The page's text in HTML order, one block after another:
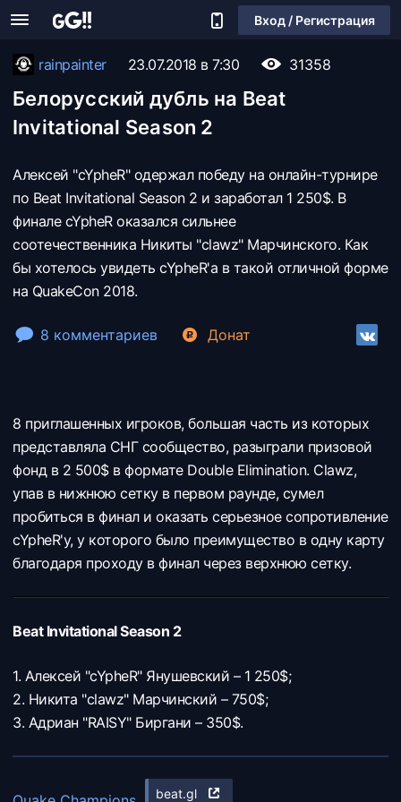
Вход / Регистрация
rainpainter 23.07.2018 в 7:30 31358
Белорусский дубль на Beat
Invitational Season 2
Алексей "cYpheR" одержал победу на онлайн-турнире
по Beat Invitational Season 2 и заработал 1 250$. В
финале cYpheR оказался сильнее
соотечественника Никиты "clawz" Марчинского. Как
бы хотелось увидеть cYpheR'a в такой отличной форме
на QuakeCon 2018.
8 комментариев Донат
8 приглашенных игроков, большая часть из которых
представляла СНГ сообщество, разыграли призовой
фонд в 2 500$ в формате Double Elimination. Clawz,
упав в нижнюю сетку в первом раунде, сумел
пробиться в финал и оказать серьезное сопротивление
cYpheR'у, у которого было преимущество в одну карту
благодаря проходу в финал через верхнюю сетку.
Beat Invitational Season 2
1. Алексей "cYpheR" Янушевский – 1 250$;
2. Никита "clawz" Марчинский – 750$;
3. Адриан "RAISY" Биргани – 350$.
beat.gl